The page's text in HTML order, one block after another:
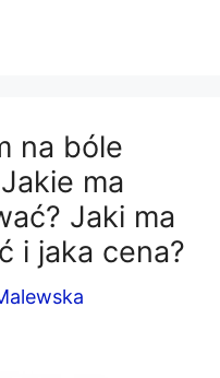
na bóle
ma
Jaki ma
i jaka cena?